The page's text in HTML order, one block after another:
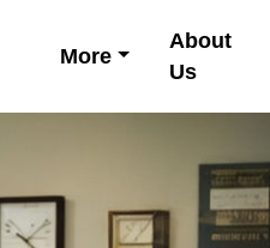
More
About
Us